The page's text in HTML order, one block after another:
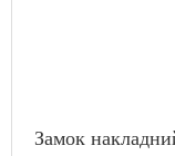
Замок